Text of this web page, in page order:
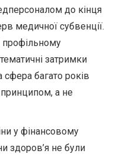
до кінця
медичної субвенції.
затримки
багато років
а не
у фінансовому
здоров’я не були